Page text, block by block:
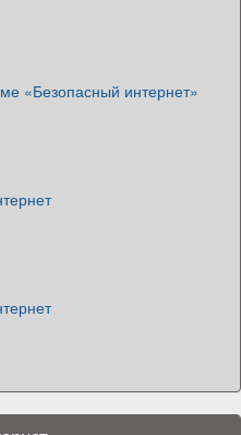
«Безопасный интернет»